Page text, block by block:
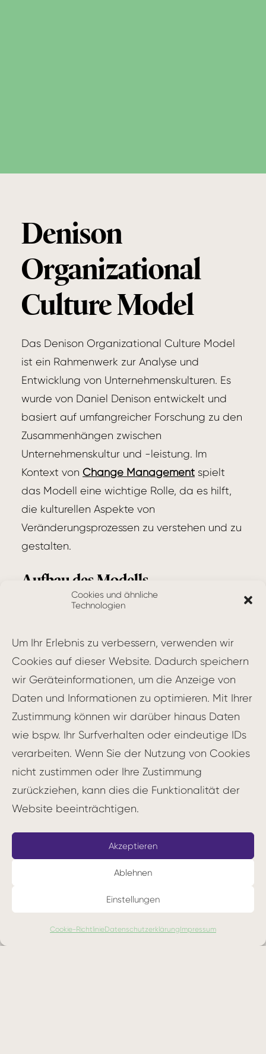
Cookies und ähnliche
Technologien
Um Ihr Erlebnis zu verbessern, verwenden wir
Cookies auf dieser Website. Dadurch speichern
wir Geräteinformationen, um die Anzeige von
Daten und Informationen zu optimieren. Mit Ihrer
Zustimmung können wir darüber hinaus Daten
wie bspw. Ihr Surfverhalten oder eindeutige IDs
verarbeiten. Wenn Sie der Nutzung von Cookies
nicht zustimmen oder Ihre Zustimmung
zurückziehen, kann dies die Funktionalität der
Website beeinträchtigen.
Akzeptieren
Ablehnen
Einstellungen
Cookie-RichtlinieDatenschutzerklärungImpressum
Denison
Organizational
Culture Model
Das Denison Organizational Culture Model
ist ein Rahmenwerk zur Analyse und
Entwicklung von Unternehmenskulturen. Es
wurde von Daniel Denison entwickelt und
basiert auf umfangreicher Forschung zu den
Zusammenhängen zwischen
Unternehmenskultur und -leistung. Im
Kontext von Change Management spielt
das Modell eine wichtige Rolle, da es hilft,
die kulturellen Aspekte von
Veränderungsprozessen zu verstehen und zu
gestalten.
Aufbau des Modells
Das Denison-Modell besteht aus vier
Unterdimensionen repräsentiert werden:
Beteiligung (Involvement)
Empowerment
Teamorientierung
Entwicklung von Fähigkeiten
Beständigkeit (Consistency)
Kernwerte
Einigung
Koordination und Integration
Anpassungsfähigkeit (Adaptability)
Kundenorientierung